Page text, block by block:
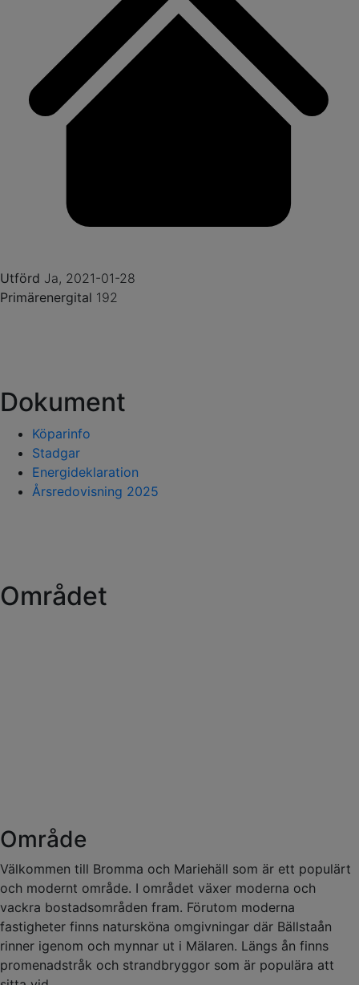
Utförd Ja, 2021-01-28
Primärenergital 192
Dokument
Köparinfo
Stadgar
Energideklaration
Årsredovisning 2025
Området
Område
Välkommen till Bromma och Mariehäll som är ett populärt
och modernt område. I området växer moderna och
vackra bostadsområden fram. Förutom moderna
fastigheter finns natursköna omgivningar där Bällstaån
rinner igenom och mynnar ut i Mälaren. Längs ån finns
promenadstråk och strandbryggor som är populära att